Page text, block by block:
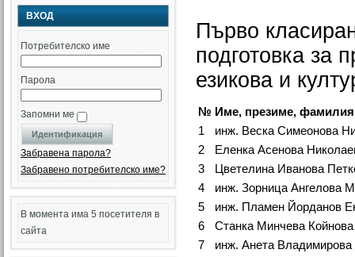
ВХОД
Потребителско име
Парола
Запомни ме
Забравена парола?
Забравено потребителско име?
В момента има 5 посетителя в
сайта
Първо
подготовка за
езикова и
№ Име, презиме, фамилия
1
инж. Веска Симеонова
2
Еленка Асенова
3
Цветелина Иванова
4
инж. Зорница Ангелова
5
инж. Пламен Йорданов
6
Станка Минчева Койнова
7
инж. Анета Владимирова